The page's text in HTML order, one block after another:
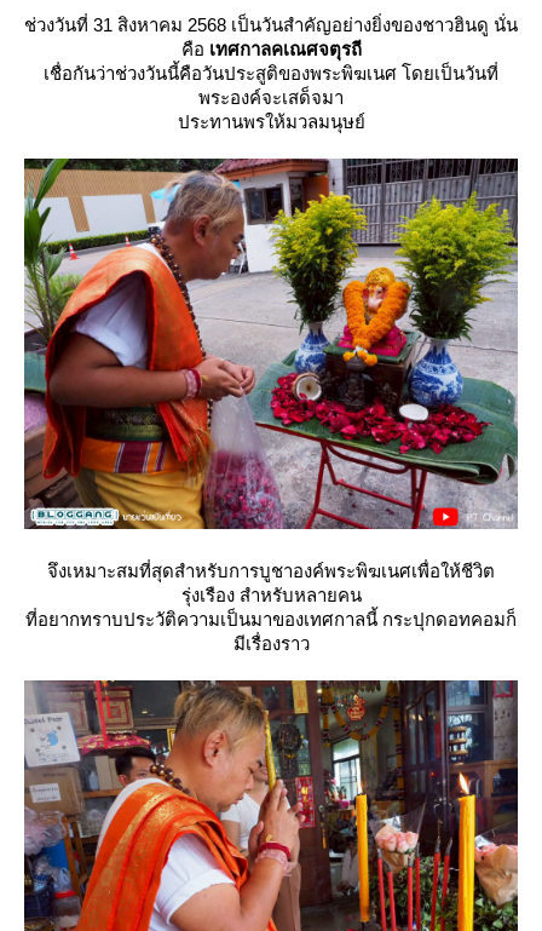
ช่วงวันที่ 31 สิงหาคม 2568 เป็นวันสำคัญอย่างยิ่งของชาวฮินดู นั่น
คือ เทศกาลคเณศจตุรถี
เชื่อกันว่าช่วงวันนี้คือวันประสูติของพระพิฆเนศ โดยเป็นวันที่
พระองค์จะเสด็จมา
ประทานพรให้มวลมนุษย์
จึงเหมาะสมที่สุดสำหรับการบูชาองค์พระพิฆเนศเพื่อให้ชีวิต
รุ่งเรือง สำหรับหลายคน
ที่อยากทราบประวัติความเป็นมาของเทศกาลนี้ กระปุกดอทคอมก็
มีเรื่องราว